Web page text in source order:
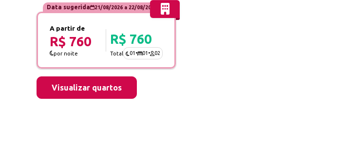
Data sugerida 21/08/2026a 22/08/2026
A partir de
R$ 760
por noite
R$ 760
Total 01 • 01 • 02
Visualizar quartos